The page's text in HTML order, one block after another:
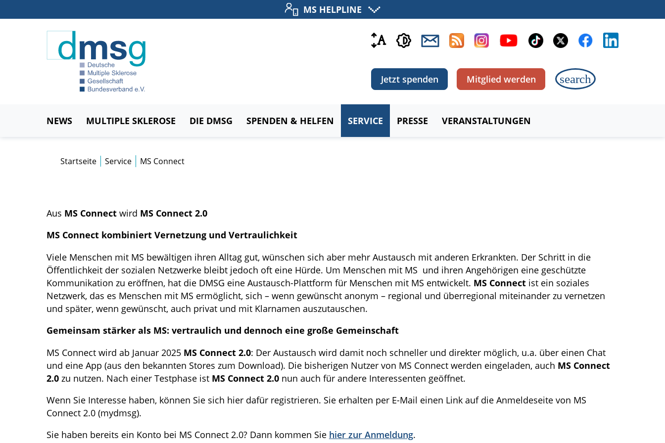
MS HELPLINE
Jetzt spenden Mitglied werden search
NEWS MULTIPLE SKLEROSE DIE DMSG SPENDEN & HELFEN SERVICE PRESSE VERANSTALTUNGEN
Startseite Service MS Connect
Aus MS Connect wird MS Connect 2.0
MS Connect kombiniert Vernetzung und Vertraulichkeit
Viele Menschen mit MS bewältigen ihren Alltag gut, wünschen sich aber mehr Austausch mit anderen Erkrankten. Der Schritt in die
Öffentlichkeit der sozialen Netzwerke bleibt jedoch oft eine Hürde. Um Menschen mit MS und ihren Angehörigen eine geschützte
Kommunikation zu eröffnen, hat die DMSG eine Austausch-Plattform für Menschen mit MS entwickelt. MS Connectist ein soziales
Netzwerk, das es Menschen mit MS ermöglicht, sich – wenn gewünscht anonym – regional und überregional miteinander zu vernetzen
und später, wenn gewünscht, auch privat und mit Klarnamen auszutauschen.
Gemeinsam stärker als MS: vertraulich und dennoch eine große Gemeinschaft
MS Connect wird ab Januar 2025 MS Connect 2.0: Der Austausch wird damit noch schneller und direkter möglich, u.a. über einen Chat
und eine App (aus den bekannten Stores zum Download). Die bisherigen Nutzer von MS Connect werden eingeladen, auch MS Connect
2.0zu nutzen. Nach einer Testphase ist MS Connect 2.0nun auch für andere Interessenten geöffnet.
Wenn Sie Interesse haben, können Sie sich hier dafür registrieren. Sie erhalten per E-Mail einen Link auf die Anmeldeseite von MS
Connect 2.0 (mydmsg).
Sie haben bereits ein Konto bei MS Connect 2.0? Dann kommen Sie hier zur Anmeldung.